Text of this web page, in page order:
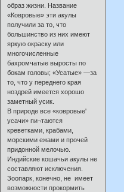
образ жизни. Название
«Ковровые» эти акулы
получили за то, что
большинство из них имеют
яркую окраску или
многочисленные
бахромчатые выросты по
бокам головы; «Усатые» —за
то, что у переднего края
ноздрей имеется хорошо
заметный усик.
В природе все «ковровые'
усачи» пи¬таются
креветками, крабами,
морскими ежами и прочей
придонной мелочью.
Индийские кошачьи акулы не
составляют исключения.
Зоопарк, конечно, не имеет
возможности прокормить